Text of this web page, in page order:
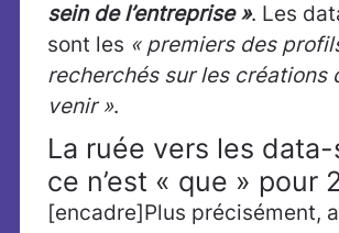
sein de l’entreprise ». Les
sont les « premiers des
recherchés sur les créations
venir ».
La ruée vers les
ce n’est « que » pour
[encadre]Plus précisément,